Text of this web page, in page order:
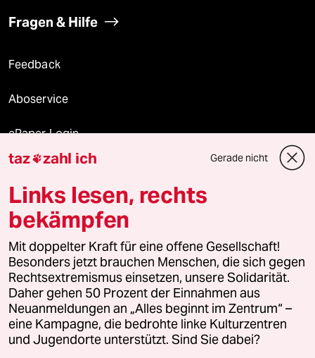
Fragen & Hilfe
Feedback
Aboservice
ePaper Login
Downloads für Abonnierende
© 2026 taz Verlags und Vertriebs GmbH
Alle Rechte vorbehalten. Bei rechtlichen Fragen oder für Genehmigungen
wenden Sie sich bitte an
lizenzen@taz.de
Feedback Redaktionsstatut Kommune-Richtlinien
Leitlinie Informant Datenschutz Impressum AGB
taz zahl ich Gerade nicht
Links lesen, rechts
bekämpfen
Mit doppelter Kraft für eine offene Gesellschaft!
Besonders jetzt brauchen Menschen, die sich gegen
Rechtsextremismus einsetzen, unsere Solidarität.
Daher gehen 50 Prozent der Einnahmen aus
Neuanmeldungen an „Alles beginnt im Zentrum“ –
eine Kampagne, die bedrohte linke Kulturzentren
und Jugendorte unterstützt. Sind Sie dabei?